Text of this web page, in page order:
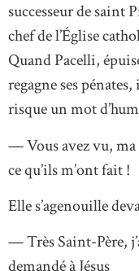
successeur de saint
chef de l’Église
Quand Pacelli,
regagne ses pénates,
risque un mot
— Vous avez vu,
ce qu’ils m’ont fait !
Elle s’agenouille
— Très Saint-Père,
demandé à Jésus